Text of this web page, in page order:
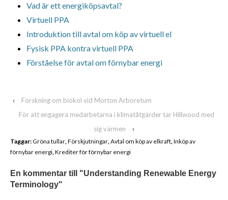
Vad är ett energiköpsavtal?
Virtuell PPA
Introduktion till avtal om köp av virtuell el
Fysisk PPA kontra virtuell PPA
Förståelse för avtal om förnybar energi
‹
Forskning om biokol vid Morton Arboretum
För att engagera medarbetarna i klimatåtgärder tar Hillwood med
sig värmen
›
Taggar:Gröna tullar,Förskjutningar,Avtal om köp av elkraft,Inköp av
förnybar energi,Krediter för förnybar energi
En kommentar till "Understanding Renewable Energy
Terminology"